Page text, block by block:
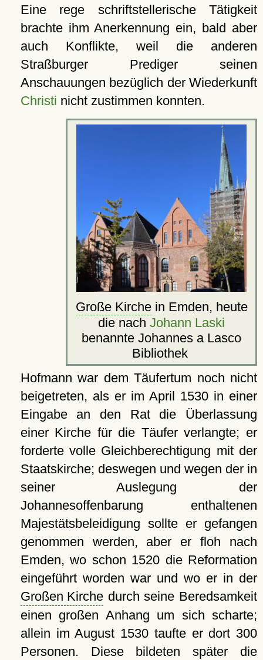
Eine rege schriftstellerische Tätigkeit
brachte ihm Anerkennung ein, bald aber
auch Konflikte, weil die anderen
Straßburger Prediger seinen
Anschauungen bezüglich der Wiederkunft
Christi nicht zustimmen konnten.
Große Kirchein Emden, heute
die nach Johann Laski
benannte Johannes a Lasco
Bibliothek
Hofmann war dem Täufertum noch nicht
beigetreten, als er im April 1530 in einer
Eingabe an den Rat die Überlassung
einer Kirche für die Täufer verlangte; er
forderte volle Gleichberechtigung mit der
Staatskirche; deswegen und wegen der in
seiner Auslegung der
Johannesoffenbarung enthaltenen
Majestätsbeleidigung sollte er gefangen
genommen werden, aber er floh nach
Emden, wo schon 1520 die Reformation
eingeführt worden war und wo er in der
Großen Kirchedurch seine Beredsamkeit
einen großen Anhang um sich scharte;
allein im August 1530 taufte er dort 300
Personen. Diese bildeten später die